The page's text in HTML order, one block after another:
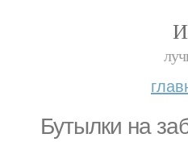
Бутылки на